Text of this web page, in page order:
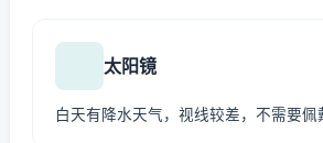
太阳镜
白天有降水天气，视线较差，不需要佩